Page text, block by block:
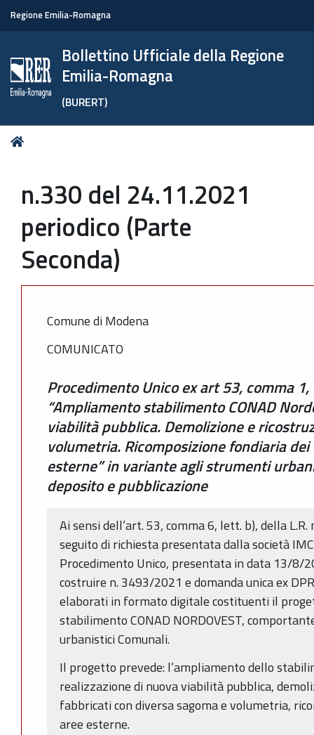
Regione Emilia-Romagna
Bollettino Ufficiale della Regione
Emilia-Romagna
(BURERT)
Tu
n.330 del 24.11.2021
periodico (Parte
Seconda)
Comune di Modena
COMUNICATO
Procedimento Unico ex art 53, comma
“Ampliamento stabilimento CONAD
viabilità pubblica. Demolizione e
volumetria. Ricomposizione fondiaria
esterne” in variante agli strumenti
deposito e pubblicazione
Ai sensi dell’art. 53, comma 6, lett. b), della
seguito di richiesta presentata dalla società
Procedimento Unico, presentata in data 13/8/
costruire n. 3493/2021 e domanda unica ex
elaborati in formato digitale costituenti il
stabilimento CONAD NORDOVEST,
urbanistici Comunali.
Il progetto prevede: l’ampliamento dello
realizzazione di nuova viabilità pubblica,
fabbricati con diversa sagoma e volumetria,
aree esterne.